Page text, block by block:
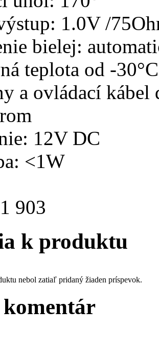
1.0V /
bielej:
teplota od -
a ovládací
12V DC
<1W
903
k produktu
nebol zatiaľ pridaný žiaden príspevok.